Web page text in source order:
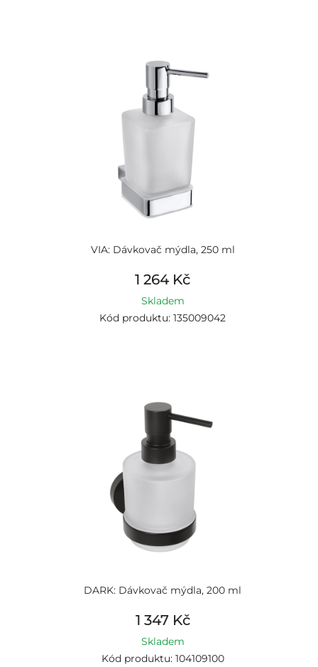
VIA: Dávkovač mýdla, 250 ml
1 264 Kč
Skladem
Kód produktu: 135009042
DARK: Dávkovač mýdla, 200 ml
1 347 Kč
Skladem
Kód produktu: 104109100